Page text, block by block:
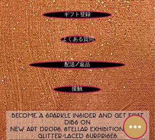
ギフト登録
よくある質問
配送/返品
接触
Become a sparkle insider and get first
dibs on
new art drops, stellar exhibitions, and
glitter-laced surprises.